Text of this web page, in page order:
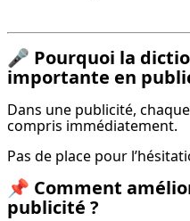
🎤 Pourquoi la
importante en
Dans une publicité,
compris immédiatement.
Pas de place pour
📌 Comment
publicité ?